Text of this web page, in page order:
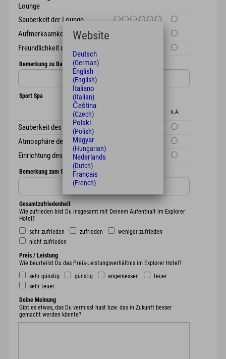
Lounge
Sauberkeit der Lounge
Aufmerksamkeit der Mitarbeiter
Freundlichkeit der Mitarbeiter
Bemerkung zu Bar & Lounge
Sport Spa
k.A.
Sauberkeit des Spa Bereichs
Atmosphäre des Spa Bereichs
Einrichtung des Fitness Bereichs
Bemerkung zum Sport Spa
Gesamtzufriedenheit
Wie zufrieden bist Du insgesamt mit Deinem Aufenthalt im Explorer
Hotel?
sehr zufrieden
zufrieden
weniger zufrieden
nicht zufrieden
Preis / Leistung
Wie beurteilst Du das Preis-Leistungsverhältnis im Explorer Hotel?
sehr günstig
günstig angemessen
teuer
sehr teuer
Deine Meinung
Gibt es etwas, das Du vermisst hast bzw. das in Zukunft besser
gemacht werden könnte?
Website
Deutsch
(German)
English
(English)
Italiano
(Italian)
Čeština
(Czech)
Polski
(Polish)
Magyar
(Hungarian)
Nederlands
(Dutch)
Français
(French)